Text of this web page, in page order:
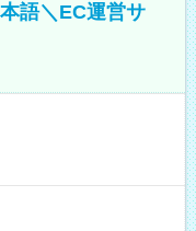
語＼EC運営サ